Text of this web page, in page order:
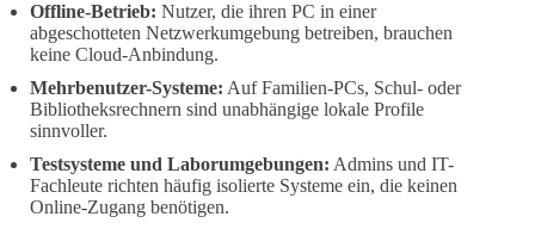
Offline-Betrieb: Nutzer, die ihren PC in einer
abgeschotteten Netzwerkumgebung betreiben, brauchen
keine Cloud-Anbindung.
Mehrbenutzer-Systeme: Auf Familien-PCs, Schul- oder
Bibliotheksrechnern sind unabhängige lokale Profile
sinnvoller.
Testsysteme und Laborumgebungen: Admins und IT-
Fachleute richten häufig isolierte Systeme ein, die keinen
Online-Zugang benötigen.